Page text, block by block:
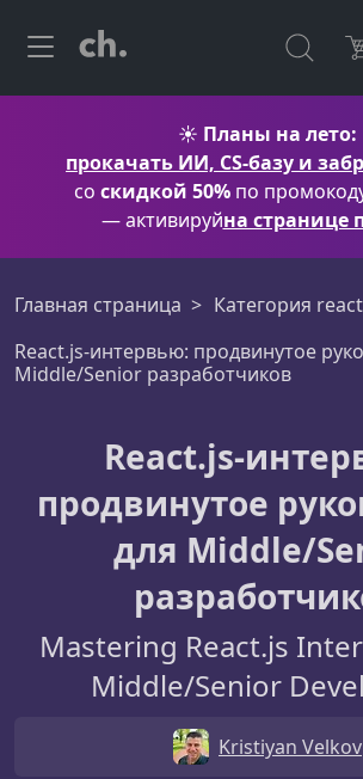
☀️ Планы на лето:
прокачать ИИ, CS-базу и
со скидкой 50% по
— активируйна странице
Главная страница
Категория
React.js-интервью: продвинутое
Middle/Senior разработчиков
React.js-
продвинутое
для Middle/
Mastering React.js
Middle/Senior
Kristiyan Velkov